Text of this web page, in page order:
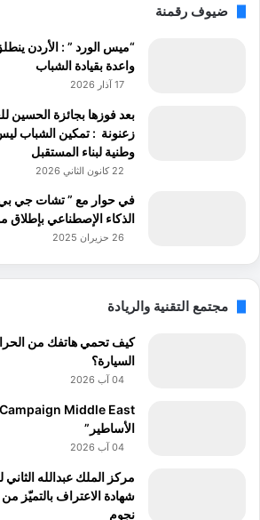
ضيوف رقمنة
“ميس الورد ” : الأردن
واعدة بقيادة الشباب
17 آذار 2026
بعد فوزها بجائزة الحسين
زعنونة : تمكين الشباب
وطنية لبناء المستقبل
22 كانون الثاني 2026
في حوار مع ” تشات جي
الذكاء الإصطناعي بإطلاق
26 حزيران 2025
مجتمع التقنية والريادة
كيف تحمي هاتفك من
السيارة؟
04 آب 2026
الأساطير”
04 آب 2026
مركز الملك عبدالله الثاني
نجوم